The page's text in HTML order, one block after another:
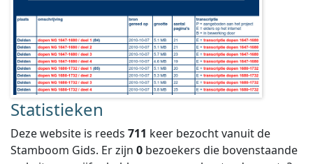
Statistieken
Deze website is reeds 711 keer bezocht vanuit de
Stamboom Gids. Er zijn 0 bezoekers die bovenstaande